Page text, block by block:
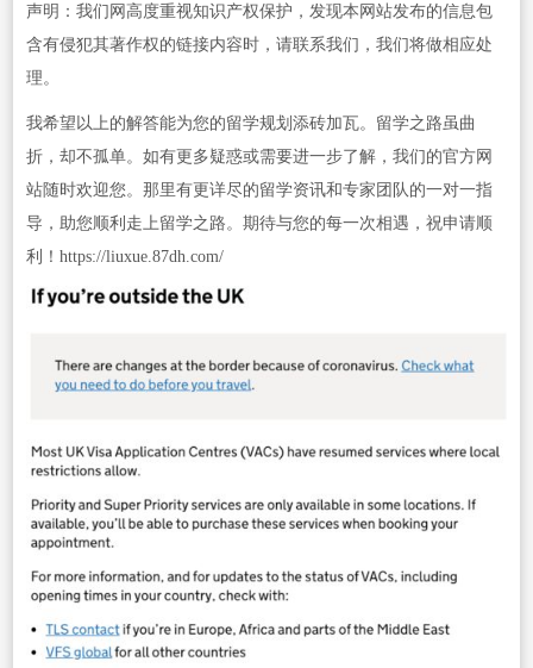
声明：我们网高度重视知识产权保护，发现本网站发布的信息包
含有侵犯其著作权的链接内容时，请联系我们，我们将做相应处
理。
我希望以上的解答能为您的留学规划添砖加瓦。留学之路虽曲
折，却不孤单。如有更多疑惑或需要进一步了解，我们的官方网
站随时欢迎您。那里有更详尽的留学资讯和专家团队的一对一指
导，助您顺利走上留学之路。期待与您的每一次相遇，祝申请顺
利！https://liuxue.87dh.com/